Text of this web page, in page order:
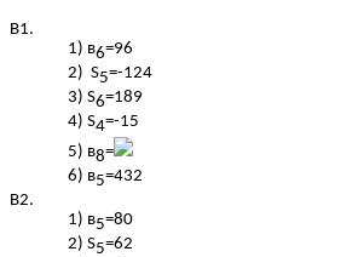
В1.
в6=96
S5=-124
S6=189
S4=-15
в8=
в5=432
В2.
в5=80
S5=62